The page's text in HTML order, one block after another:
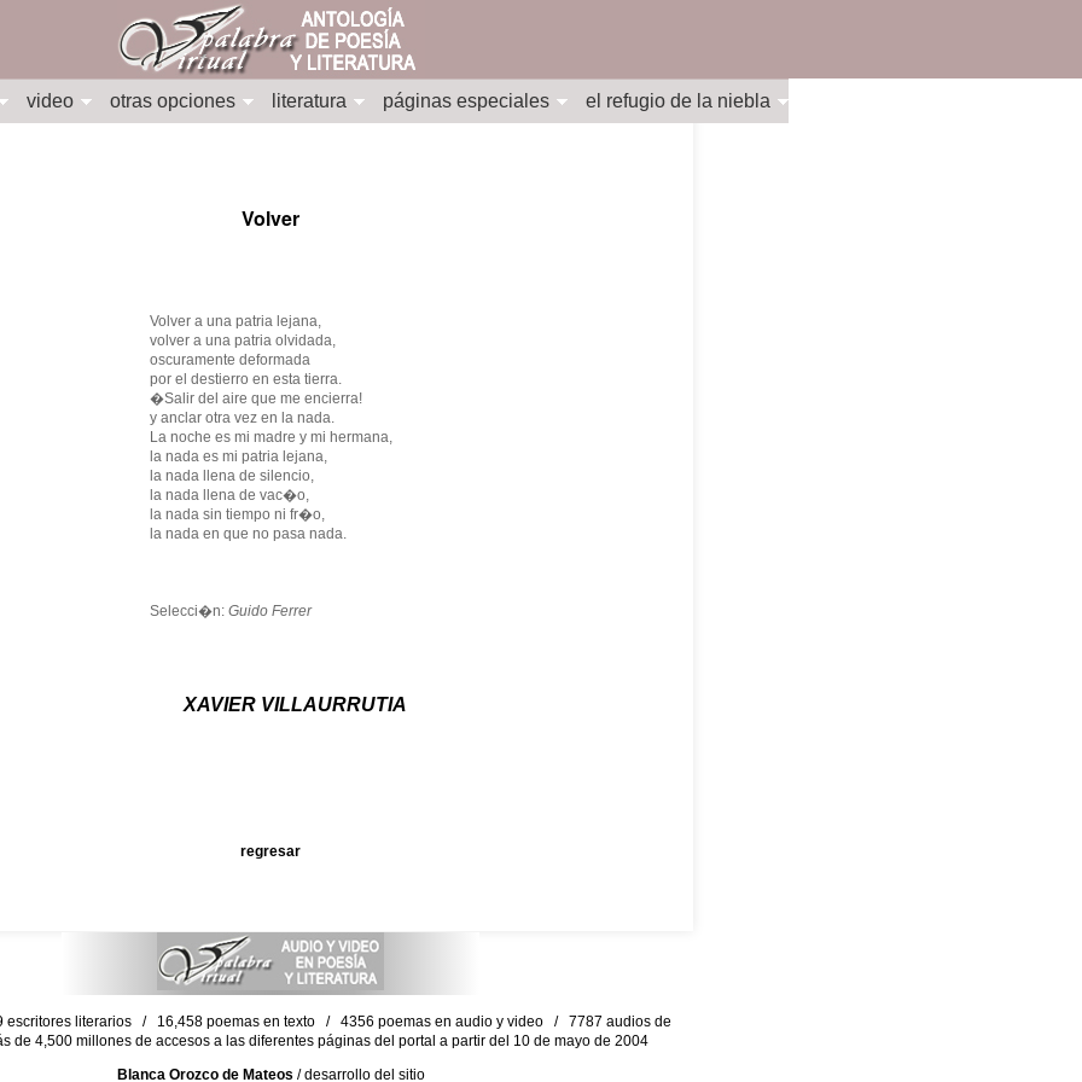
video otras opciones literatura páginas especiales el refugio de la niebla
Volver
Volver a una patria lejana,
volver a una patria olvidada,
oscuramente deformada
por el destierro en esta tierra.
�Salir del aire que me encierra!
y anclar otra vez en la nada.
La noche es mi madre y mi hermana,
la nada es mi patria lejana,
la nada llena de silencio,
la nada llena de vac�o,
la nada sin tiempo ni fr�o,
la nada en que no pasa nada.
Selecci�n: Guido Ferrer
XAVIER VILLAURRUTIA
regresar
literarios / 16,458 poemas en texto / 4356 poemas en audio y video / 7787 audios de
de 4,500 millones de accesos a las diferentes páginas del portal a partir del 10 de mayo de 2004
Blanca Orozco de Mateos / desarrollo del sitio